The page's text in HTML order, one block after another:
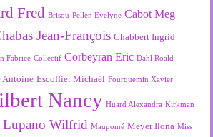
Fred Brisou-Pellen Evelyne Cabot Meg
Jean-François Chabbert Ingrid
Fabrice Collectif Corbeyran Eric Dahl Roald
Antoine Escoffier Michaël Fourquemin Xavier
Nancy Huard Alexandra Kirkman
Lupano Wilfrid Maupomé Meyer Ilona Miss